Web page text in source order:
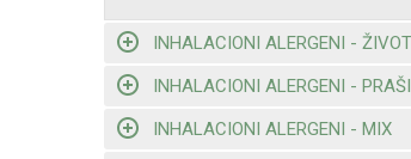
INHALACIONI ALERGENI -
INHALACIONI ALERGENI -
INHALACIONI ALERGENI - MIX